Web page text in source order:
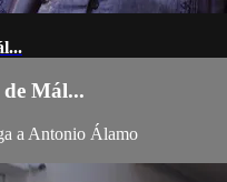
Mál...
a Antonio Álamo